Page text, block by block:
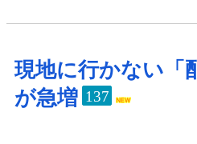
現地に行かない「
が急増 137